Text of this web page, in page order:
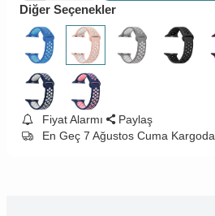
Diğer Seçenekler
Fiyat Alarmı
Paylaş
En Geç 7 Ağustos Cuma Kargoda